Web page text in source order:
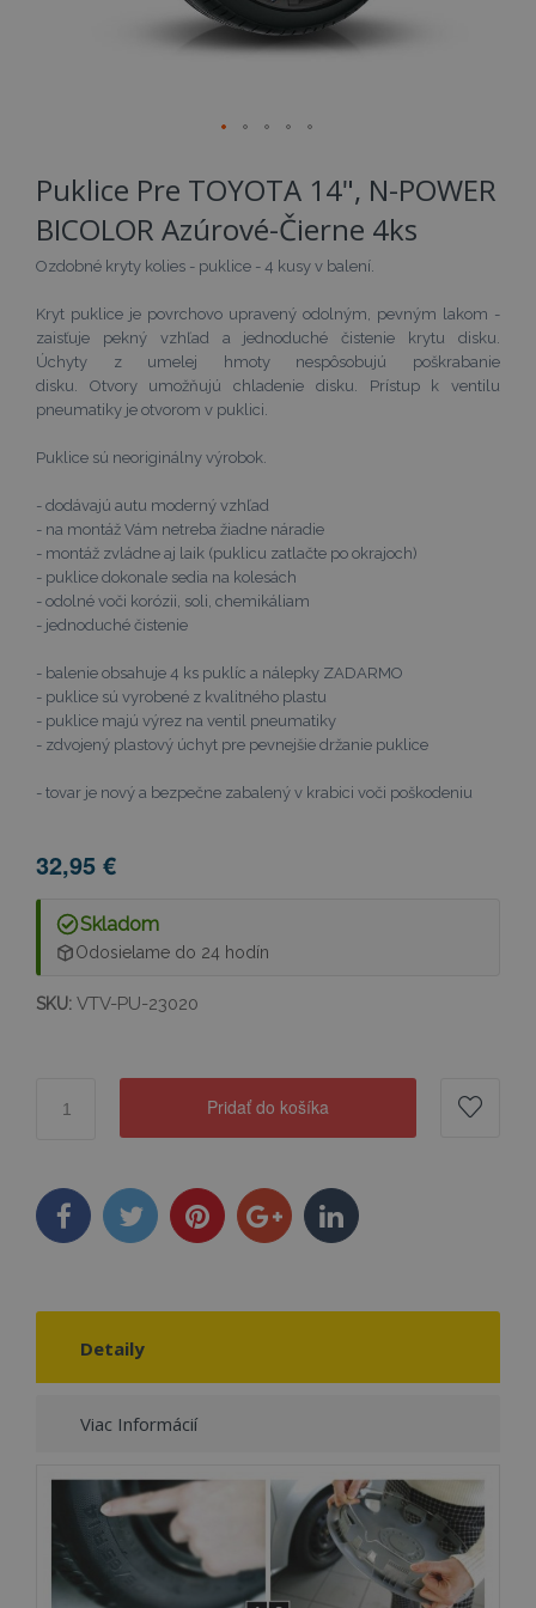
na
začiatok
galérie
obrázkov
Puklice Pre TOYOTA 14", N-POWER
BICOLOR Azúrové-Čierne 4ks
Ozdobné kryty kolies - puklice - 4 kusy v balení.
Kryt puklice je povrchovo upravený odolným, pevným lakom -
zaisťuje pekný vzhľad a jednoduché čistenie krytu disku.
Úchyty z umelej hmoty nespôsobujú poškrabanie
disku. Otvory umožňujú chladenie disku. Prístup k ventilu
pneumatiky je otvorom v puklici.
Puklice sú neoriginálny výrobok.
- dodávajú autu moderný vzhľad
- na montáž Vám netreba žiadne náradie
- montáž zvládne aj laik (puklicu zatlačte po okrajoch)
- puklice dokonale sedia na kolesách
- odolné voči korózii, soli, chemikáliam
- jednoduché čistenie
- balenie obsahuje 4 ks puklíc a nálepky ZADARMO
- puklice sú vyrobené z kvalitného plastu
- puklice majú výrez na ventil pneumatiky
- zdvojený plastový úchyt pre pevnejšie držanie puklice
- tovar je nový a bezpečne zabalený v krabici voči poškodeniu
32,95 €
Skladom
Odosielame do 24 hodín
SKU: VTV-PU-23020
Pridať do košíka
Detaily
Viac Informácií